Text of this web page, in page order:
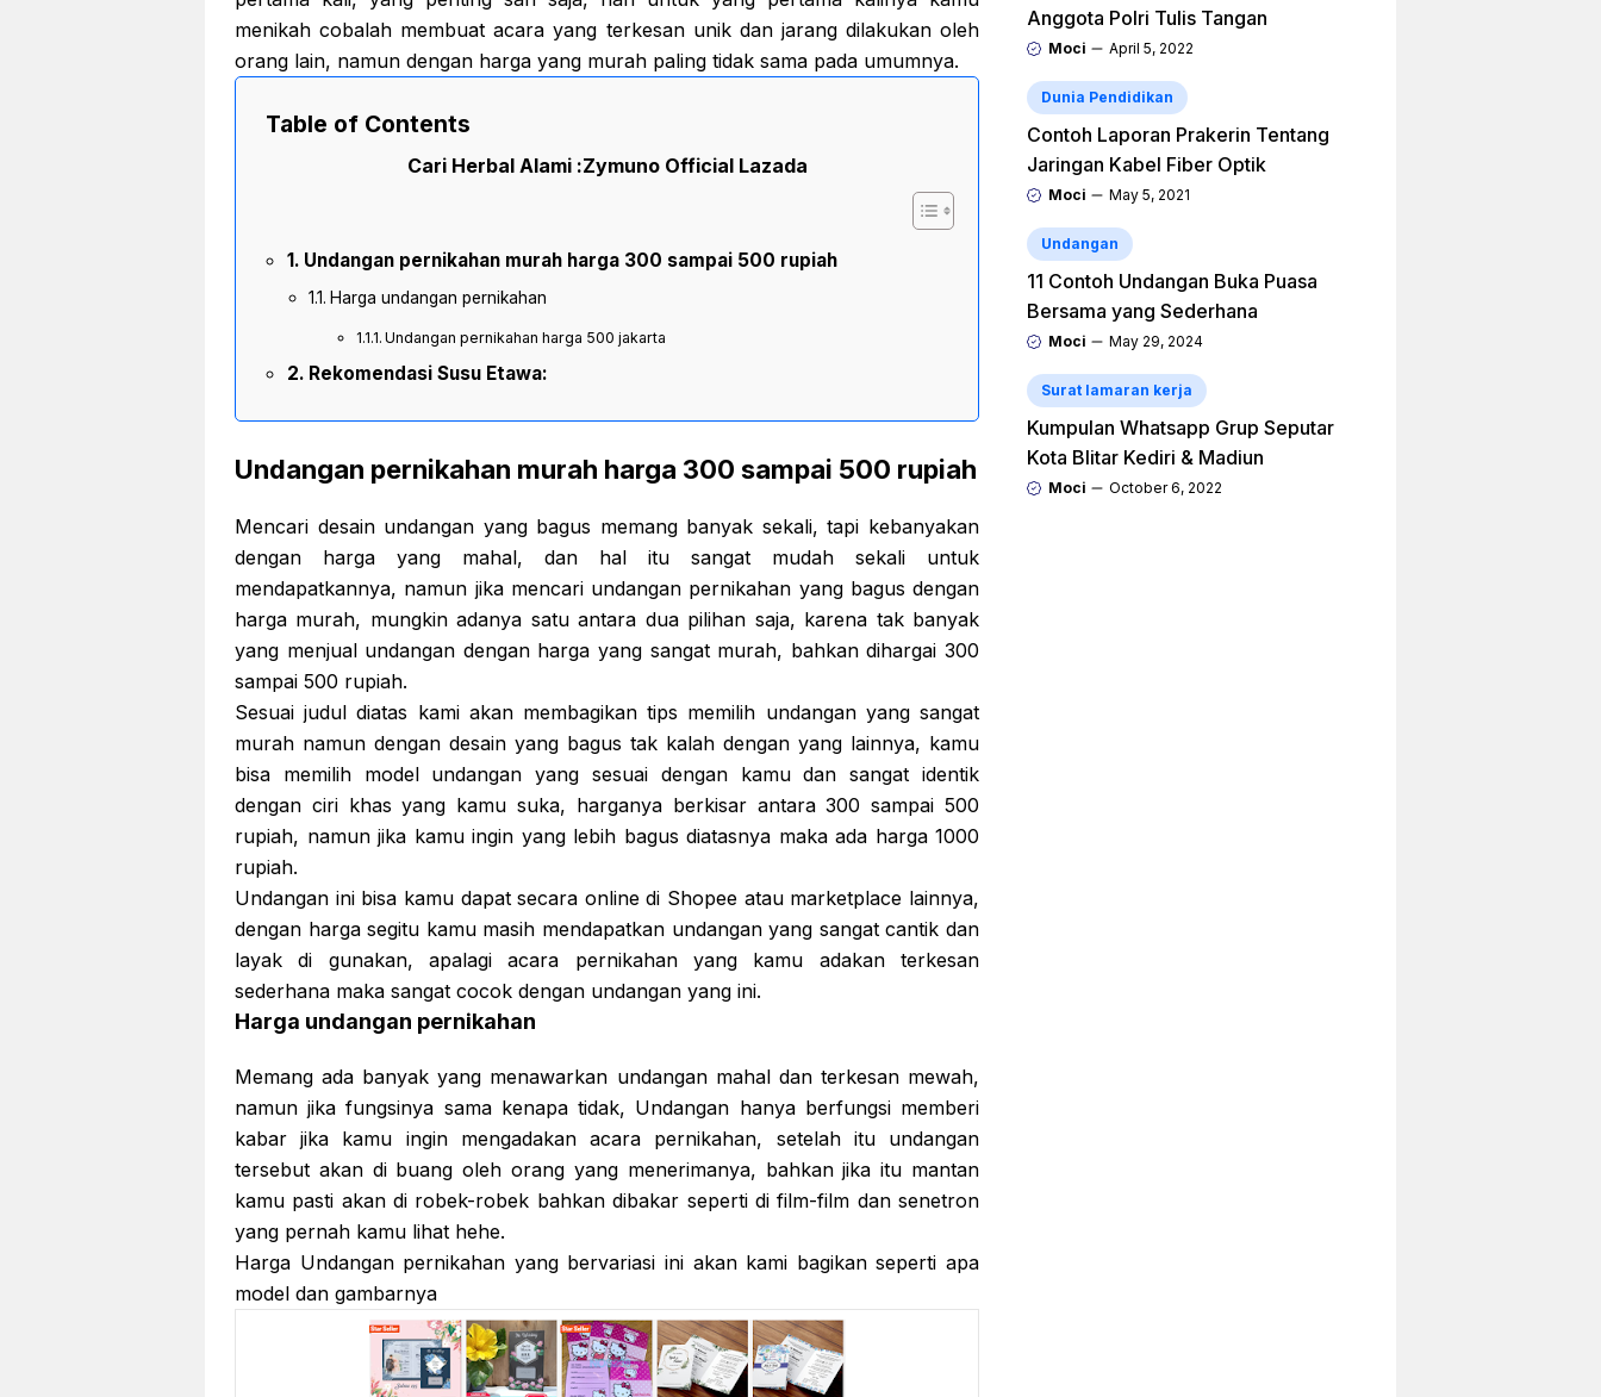
menikah cobalah membuat acara yang terkesan unik dan jarang dilakukan oleh
orang lain, namun dengan harga yang murah paling tidak sama pada umumnya.
Table of Contents
Cari Herbal Alami :Zymuno Official Lazada
Undangan pernikahan murah harga 300 sampai 500 rupiah
Harga undangan pernikahan
Undangan pernikahan harga 500 jakarta
Rekomendasi Susu Etawa:
Undangan pernikahan murah harga 300 sampai 500 rupiah
Mencari desain undangan yang bagus memang banyak sekali, tapi kebanyakan
dengan harga yang mahal, dan hal itu sangat mudah sekali untuk
mendapatkannya, namun jika mencari undangan pernikahan yang bagus dengan
harga murah, mungkin adanya satu antara dua pilihan saja, karena tak banyak
yang menjual undangan dengan harga yang sangat murah, bahkan dihargai 300
sampai 500 rupiah.
Sesuai judul diatas kami akan membagikan tips memilih undangan yang sangat
murah namun dengan desain yang bagus tak kalah dengan yang lainnya, kamu
bisa memilih model undangan yang sesuai dengan kamu dan sangat identik
dengan ciri khas yang kamu suka, harganya berkisar antara 300 sampai 500
rupiah, namun jika kamu ingin yang lebih bagus diatasnya maka ada harga 1000
rupiah.
Undangan ini bisa kamu dapat secara online di Shopee atau marketplace lainnya,
dengan harga segitu kamu masih mendapatkan undangan yang sangat cantik dan
layak di gunakan, apalagi acara pernikahan yang kamu adakan terkesan
sederhana maka sangat cocok dengan undangan yang ini.
Harga undangan pernikahan
Memang ada banyak yang menawarkan undangan mahal dan terkesan mewah,
namun jika fungsinya sama kenapa tidak, Undangan hanya berfungsi memberi
kabar jika kamu ingin mengadakan acara pernikahan, setelah itu undangan
tersebut akan di buang oleh orang yang menerimanya, bahkan jika itu mantan
kamu pasti akan di robek-robek bahkan dibakar seperti di film-film dan senetron
yang pernah kamu lihat hehe.
Harga Undangan pernikahan yang bervariasi ini akan kami bagikan seperti apa
model dan gambarnya
Anggota Polri Tulis Tangan
Moci April 5, 2022
Dunia Pendidikan
Contoh Laporan Prakerin Tentang
Jaringan Kabel Fiber Optik
Moci May 5, 2021
Undangan
11 Contoh Undangan Buka Puasa
Bersama yang Sederhana
Moci May 29, 2024
Surat lamaran kerja
Kumpulan Whatsapp Grup Seputar
Kota Blitar Kediri & Madiun
Moci October 6, 2022